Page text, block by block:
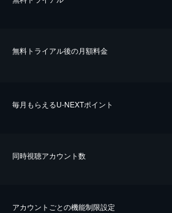
無料トライアル後の⽉額料金
毎⽉もらえるU-NEXTポイント
同時視聴アカウント数
アカウントごとの機能制限設定